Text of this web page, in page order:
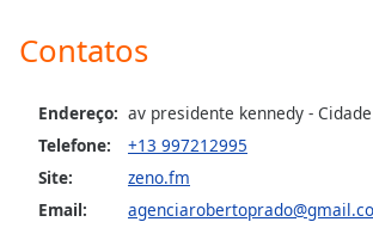
subtitles
settings
opens
subtitles
Contatos
Endereço: av presidente kennedy -
Telefone:
+13 997212995
Site:
zeno.fm
Email: